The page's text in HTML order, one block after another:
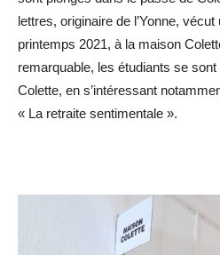
lettres, originaire de l’Yonne,
printemps 2021, à la maison
remarquable, les étudiants se
Colette, en s’intéressant
« La retraite sentimentale ».